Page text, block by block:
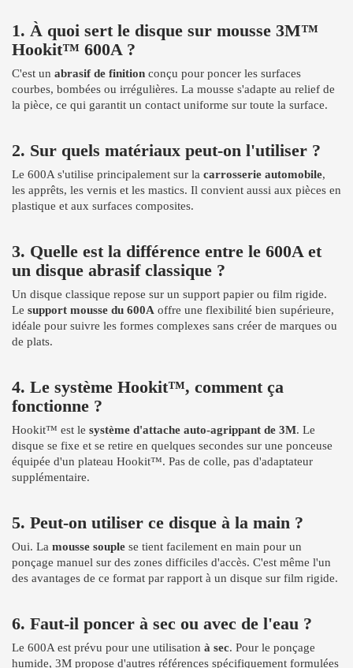
1. À quoi sert le disque sur mousse 3M™
Hookit™ 600A ?
C'est un abrasif de finition conçu pour poncer les surfaces
courbes, bombées ou irrégulières. La mousse s'adapte au relief de
la pièce, ce qui garantit un contact uniforme sur toute la surface.
2. Sur quels matériaux peut-on l'utiliser ?
Le 600A s'utilise principalement sur la carrosserie automobile,
les apprêts, les vernis et les mastics. Il convient aussi aux pièces en
plastique et aux surfaces composites.
3. Quelle est la différence entre le 600A et
un disque abrasif classique ?
Un disque classique repose sur un support papier ou film rigide.
Le support mousse du 600A offre une flexibilité bien supérieure,
idéale pour suivre les formes complexes sans créer de marques ou
de plats.
4. Le système Hookit™, comment ça
fonctionne ?
Hookit™ est le système d'attache auto-agrippant de 3M. Le
disque se fixe et se retire en quelques secondes sur une ponceuse
équipée d'un plateau Hookit™. Pas de colle, pas d'adaptateur
supplémentaire.
5. Peut-on utiliser ce disque à la main ?
Oui. La mousse souple se tient facilement en main pour un
ponçage manuel sur des zones difficiles d'accès. C'est même l'un
des avantages de ce format par rapport à un disque sur film rigide.
6. Faut-il poncer à sec ou avec de l'eau ?
Le 600A est prévu pour une utilisation à sec. Pour le ponçage
humide, 3M propose d'autres références spécifiquement formulées